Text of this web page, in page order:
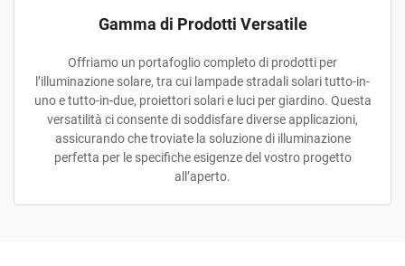
Gamma di Prodotti Versatile
Offriamo un portafoglio completo di prodotti per
l’illuminazione solare, tra cui lampade stradali solari tutto-in-
uno e tutto-in-due, proiettori solari e luci per giardino. Questa
versatilità ci consente di soddisfare diverse applicazioni,
assicurando che troviate la soluzione di illuminazione
perfetta per le specifiche esigenze del vostro progetto
all’aperto.